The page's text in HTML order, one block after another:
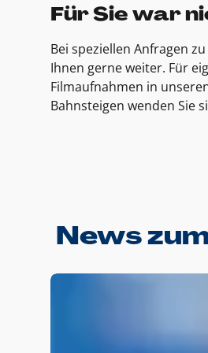
Für Sie war
Bei speziellen Anfragen
Ihnen gerne weiter. Für
Filmaufnahmen in
Bahnsteigen wenden Sie
News